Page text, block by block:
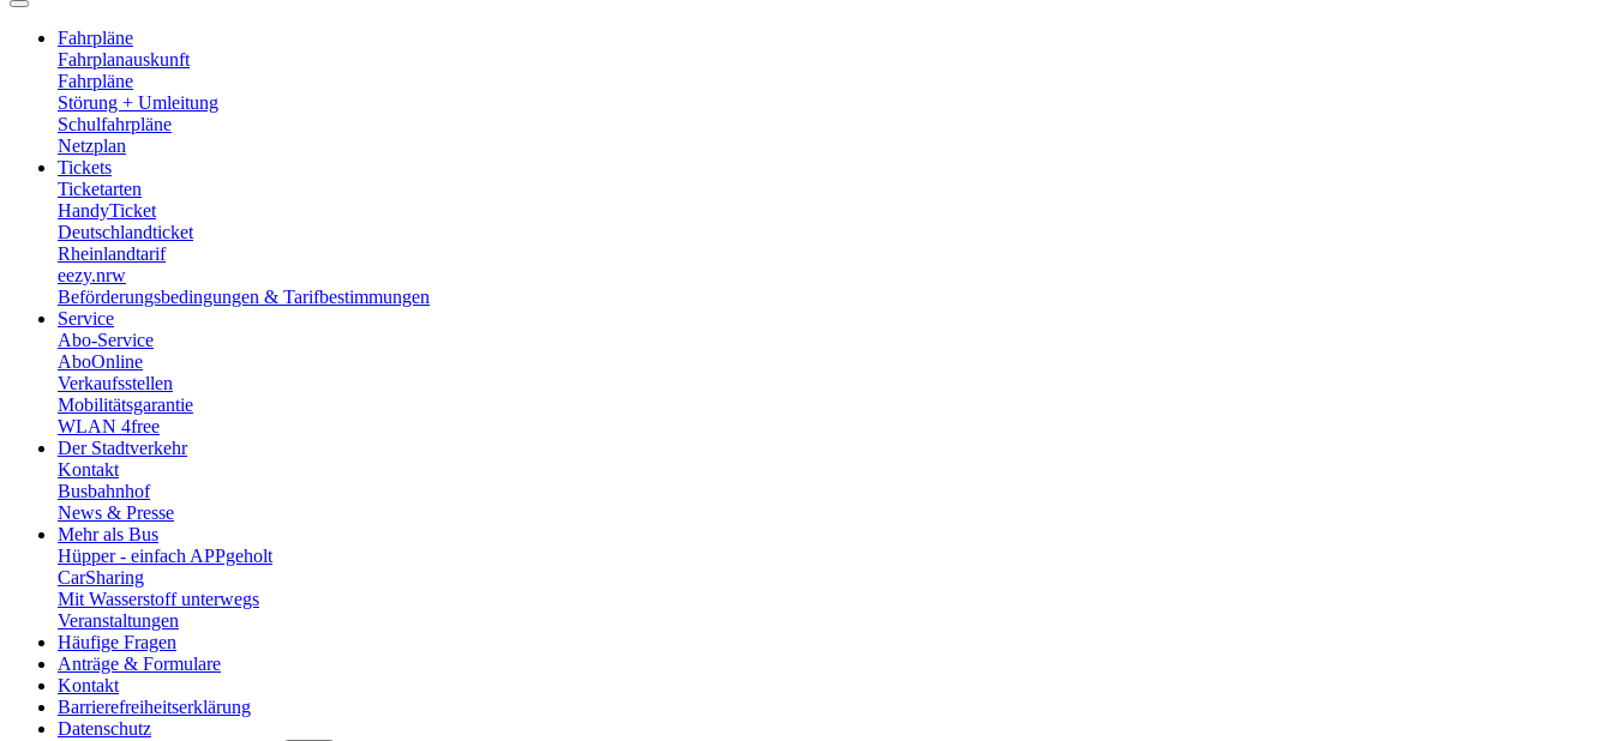
Fahrpläne
Fahrplanauskunft
Fahrpläne
Störung + Umleitung
Schulfahrpläne
Netzplan
Tickets
Ticketarten
HandyTicket
Deutschlandticket
Rheinlandtarif
eezy.nrw
Beförderungsbedingungen & Tarifbestimmungen
Service
Abo-Service
AboOnline
Verkaufsstellen
Mobilitätsgarantie
WLAN 4free
Der Stadtverkehr
Kontakt
Busbahnhof
News & Presse
Mehr als Bus
Hüpper - einfach APPgeholt
CarSharing
Mit Wasserstoff unterwegs
Veranstaltungen
Häufige Fragen
Anträge & Formulare
Kontakt
Barrierefreiheitserklärung
Datenschutz